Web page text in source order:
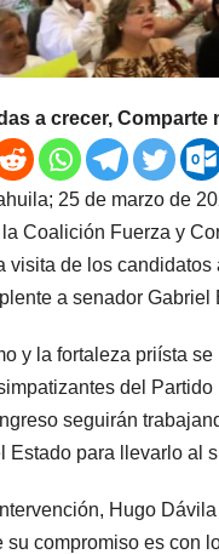
a crecer,
25 de marzo de
Coalición Fuerza y
visita de los
a senador Gabriel
y la fortaleza priísta
del
seguirán
Estado para llevarlo al
Hugo
su compromiso es con